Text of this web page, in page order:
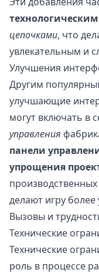
цепочками, что
увлекательным и
Улучшения
Другим
улучшающие
могут включать в
управления
панели
упрощения
делают игру
Вызовы и
Технические
Технические
роль в процессе